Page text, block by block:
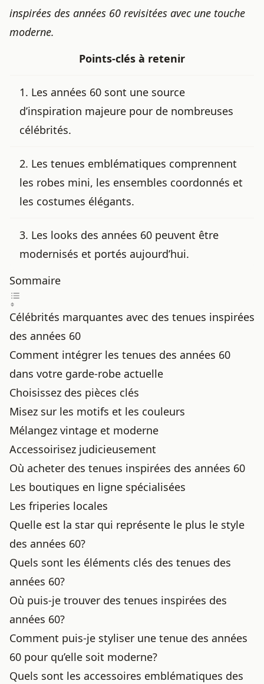
inspirées des années 60 revisitées avec une touche
moderne.
Points-clés à retenir
1. Les années 60 sont une source
d’inspiration majeure pour de nombreuses
célébrités.
2. Les tenues emblématiques comprennent
les robes mini, les ensembles coordonnés et
les costumes élégants.
3. Les looks des années 60 peuvent être
modernisés et portés aujourd’hui.
Sommaire
Célébrités marquantes avec des tenues inspirées
des années 60
Comment intégrer les tenues des années 60
dans votre garde-robe actuelle
Choisissez des pièces clés
Misez sur les motifs et les couleurs
Mélangez vintage et moderne
Accessoirisez judicieusement
Où acheter des tenues inspirées des années 60
Les boutiques en ligne spécialisées
Les friperies locales
Quelle est la star qui représente le plus le style
des années 60?
Quels sont les éléments clés des tenues des
années 60?
Où puis-je trouver des tenues inspirées des
années 60?
Comment puis-je styliser une tenue des années
60 pour qu’elle soit moderne?
Quels sont les accessoires emblématiques des